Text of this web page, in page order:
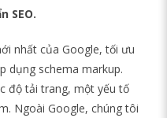
SEO.
nhất của Google, tối ưu
dụng schema markup.
độ tải trang, một yếu tố
Ngoài Google, chúng tôi